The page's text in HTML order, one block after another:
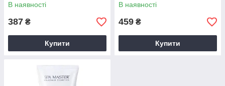
В наявності
387 ₴
Купити
В наявності
459 ₴
Купити